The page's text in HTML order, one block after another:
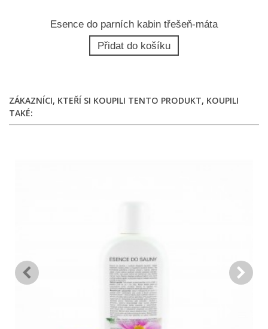
Esence do parních kabin třešeň-máta
Přidat do košíku
ZÁKAZNÍCI, KTEŘÍ SI KOUPILI TENTO PRODUKT, KOUPILI
TAKÉ: